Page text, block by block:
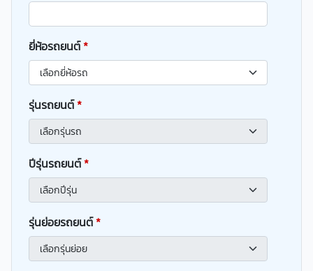
ยี่ห้อรถยนต์*
รุ่นรถยนต์*
ปีรุ่นรถยนต์*
รุ่นย่อยรถยนต์*